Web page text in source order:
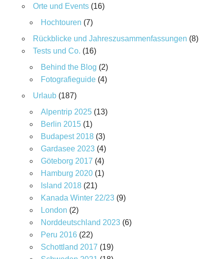
Orte und Events(16)
Hochtouren (7)
Rückblicke und Jahreszusammenfassungen (8)
Tests und Co. (16)
Behind the Blog (2)
Fotografieguide(4)
Urlaub(187)
Alpentrip 2025(13)
Berlin 2015(1)
Budapest 2018(3)
Gardasee 2023(4)
Göteborg 2017 (4)
Hamburg 2020(1)
Island 2018(21)
Kanada Winter 22/23(9)
London (2)
Norddeutschland 2023(6)
Peru 2016(22)
Schottland 2017 (19)